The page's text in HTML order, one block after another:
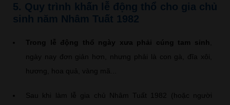
5. Quy trình khấn lễ động thổ cho gia chủ
sinh năm Nhâm Tuất 1982
Trong lễ động thổ ngày xưa phải cúng tam sinh
ngày nay đơn giản hơn, nhưng phải là con gà, đĩa xôi,
hương, hoa quả, vàng mã...
Sau khi làm lễ gia chủ Nhâm Tuất 1982 (hoặc người